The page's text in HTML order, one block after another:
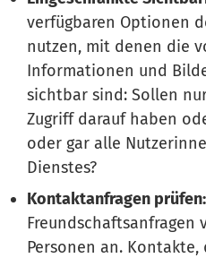
verfügbaren Optionen
nutzen, mit denen die
Informationen und
sichtbar sind: Sollen
Zugriff darauf haben
oder gar alle
Dienstes?
Kontaktanfragen prüfen:
Freundschaftsanfragen
Personen an.